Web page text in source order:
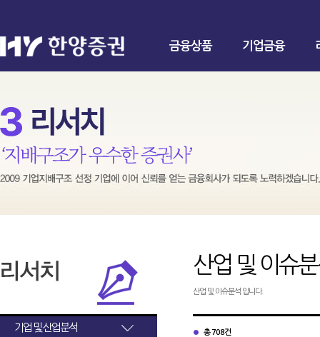
금융상품 기업금융
기업 및 산업분석
산업 및 이슈
산업 및 이슈분석 입니다.
총 708건